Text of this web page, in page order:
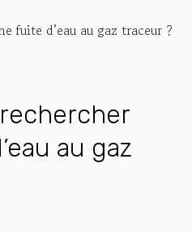
fuite d’eau au gaz traceur ?
au gaz